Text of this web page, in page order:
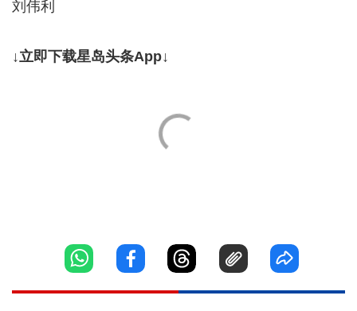
刘伟利
↓立即下载星岛头条App↓